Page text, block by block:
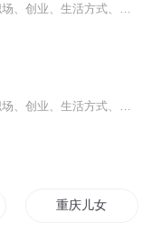
重庆儿女